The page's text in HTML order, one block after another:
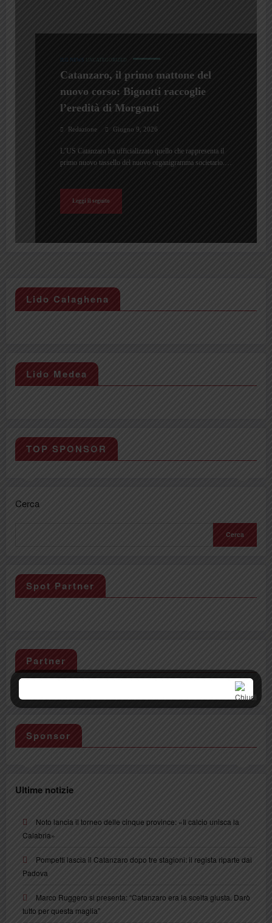
ILG NEWS UNCATEGORIZED
Catanzaro, il primo mattone del
nuovo corso: Bignotti raccoglie
l’eredità di Morganti
Redazione Giugno 9, 2026
L’US Catanzaro ha ufficializzato quello che rappresenta il
primo nuovo tassello del nuovo organigramma societario.…
Leggi il seguito
Lido Calaghena
Lido Medea
TOP SPONSOR
Cerca
Cerca
Spot Partner
Partner
Sponsor
Ultime notizie
Noto lancia il torneo delle cinque province: «Il calcio unisca la
Calabria»
Pompetti lascia il Catanzaro dopo tre stagioni: il regista riparte dal
Padova
Marco Ruggero si presenta: “Catanzaro era la scelta giusta. Darò
tutto per questa maglia”